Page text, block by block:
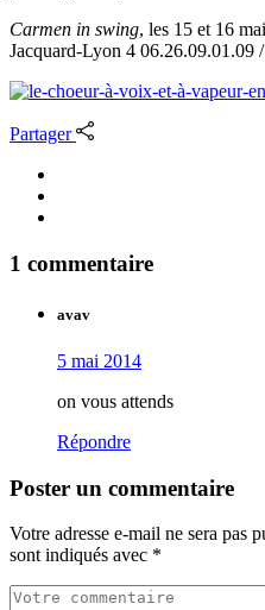
Carmen in swing, les 15 et 16
Jacquard-Lyon 4 06.26.09.01.09
Partager
1 commentaire
avav
5 mai 2014
on vous attends
Répondre
Poster un commentaire
Votre adresse e-mail ne sera pas
sont indiqués avec *